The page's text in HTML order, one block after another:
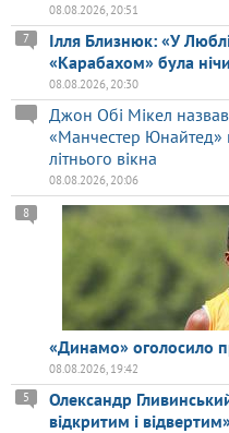
08.08.2026, 20:51
Ілля Близнюк: «У
«Карабахом» була
7
08.08.2026, 20:30
Джон Обі Мікел
«Манчестер Юнайтед»
літнього вікна
08.08.2026, 20:06
«Динамо» оголосило
8
08.08.2026, 19:42
Олександр
відкритим і
5